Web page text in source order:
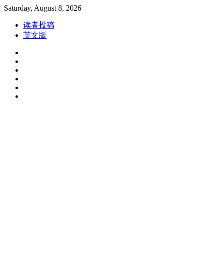
Skip
content
Saturday, August 8, 2026
读者投稿
英文版